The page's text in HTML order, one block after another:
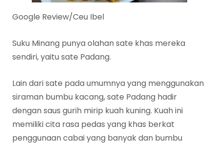
Google Review/Ceu Ibel
Suku Minang punya olahan sate khas mereka
sendiri, yaitu sate Padang.
Lain dari sate pada umumnya yang menggunakan
siraman bumbu kacang, sate Padang hadir
dengan saus gurih mirip kuah kuning. Kuah ini
memiliki cita rasa pedas yang khas berkat
penggunaan cabai yang banyak dan bumbu